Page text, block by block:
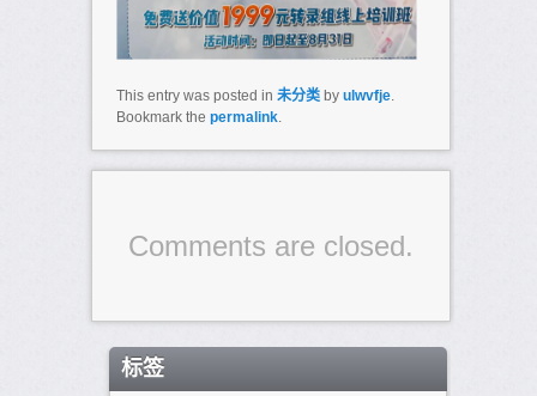
This entry was posted in 未分类by ulwvfje.
Bookmark the permalink.
Comments are closed.
标签